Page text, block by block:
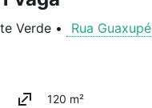
Verde • Rua Guaxupé
120 m²